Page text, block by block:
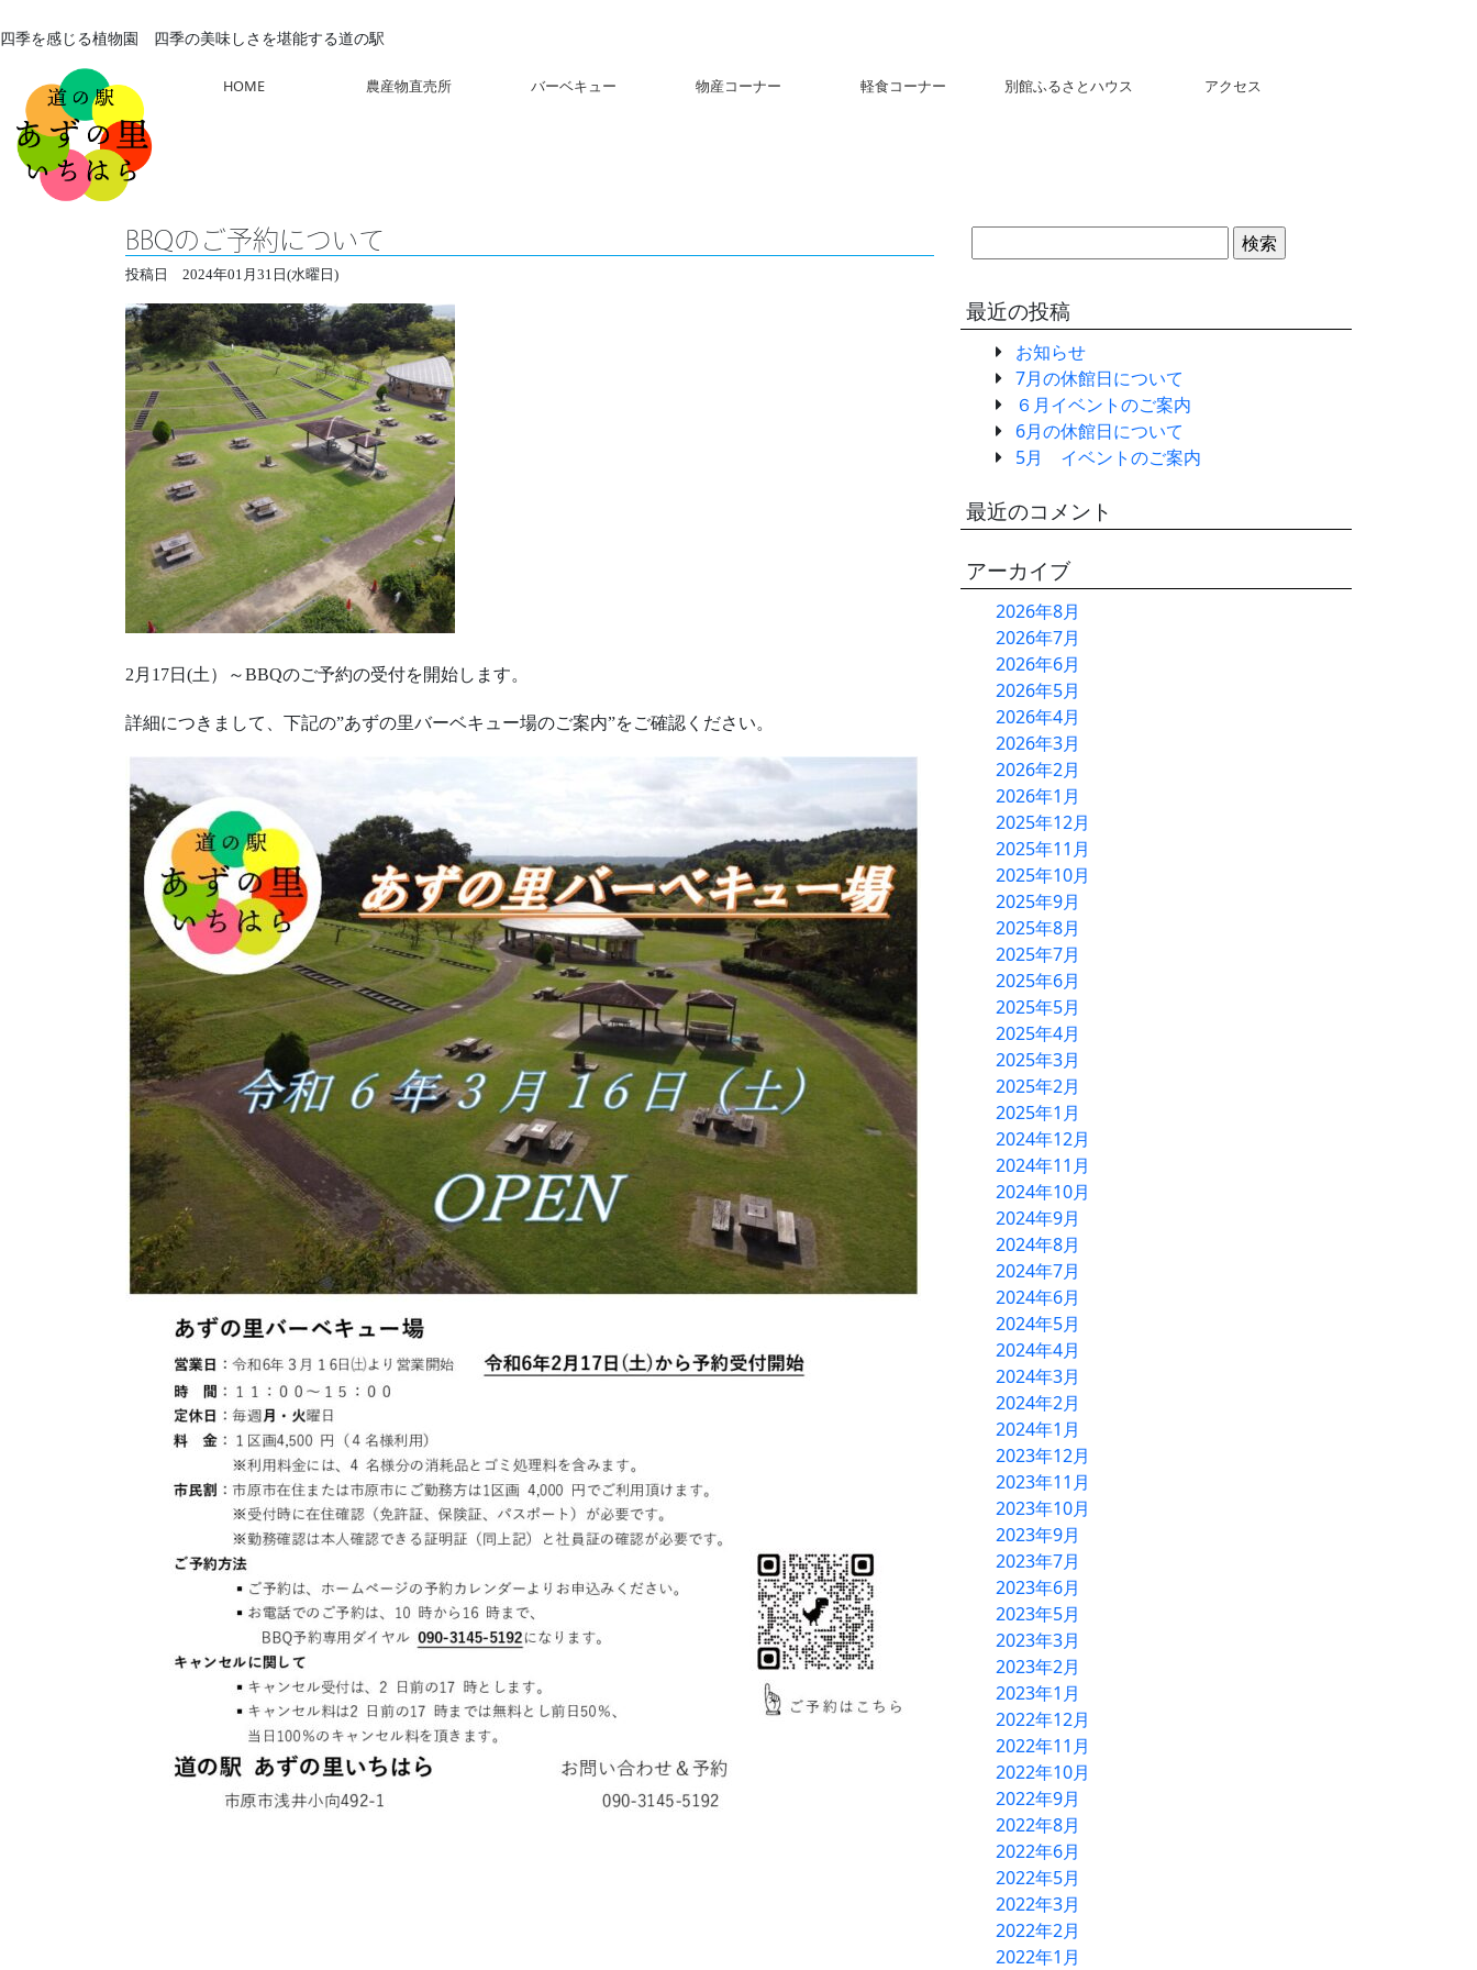
四季を感じる植物園 四季の美味しさを堪能する道の駅
HOME 農産物直売所 バーベキュー 物産コーナー 軽食コーナー 別館ふるさとハウス アクセス
BBQのご予約について
投稿日 2024年01月31日(水曜日)
2月17日(土）～BBQのご予約の受付を開始します。
詳細につきまして、下記の”あずの里バーベキュー場のご案内”をご確認ください。
最近の投稿
お知らせ
7月の休館日について
６月イベントのご案内
6月の休館日について
5月 イベントのご案内
最近のコメント
アーカイブ
2026年8月
2026年7月
2026年6月
2026年5月
2026年4月
2026年3月
2026年2月
2026年1月
2025年12月
2025年11月
2025年10月
2025年9月
2025年8月
2025年7月
2025年6月
2025年5月
2025年4月
2025年3月
2025年2月
2025年1月
2024年12月
2024年11月
2024年10月
2024年9月
2024年8月
2024年7月
2024年6月
2024年5月
2024年4月
2024年3月
2024年2月
2024年1月
2023年12月
2023年11月
2023年10月
2023年9月
2023年7月
2023年6月
2023年5月
2023年3月
2023年2月
2023年1月
2022年12月
2022年11月
2022年10月
2022年9月
2022年8月
2022年6月
2022年5月
2022年3月
2022年2月
2022年1月